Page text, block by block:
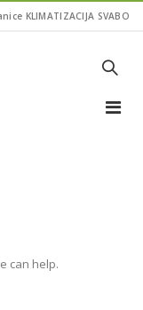
KLIMATIZACIJA SVABO
can help.